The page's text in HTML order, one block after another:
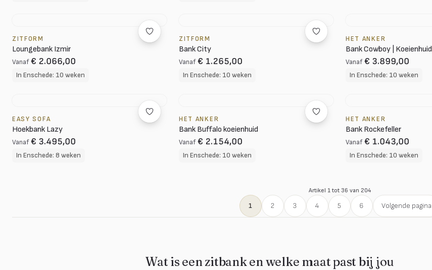
ZITFORM
Loungebank Izmir
Vanaf € 2.066,00
In Enschede: 10 weken
ZITFORM
Bank City
Vanaf € 1.265,00
In Enschede: 10 weken
HET ANKER
Bank Cowboy | Koeienhuid
Vanaf € 3.899,00
In Enschede: 10 weken
EASY SOFA
Hoekbank Lazy
Vanaf € 3.495,00
In Enschede: 8 weken
HET ANKER
Bank Buffalo koeienhuid
Vanaf € 2.154,00
In Enschede: 10 weken
HET ANKER
Bank Rockefeller
Vanaf € 1.043,00
In Enschede: 10 weken
Artikel 1 tot 36 van 204
1 2 3 4 5 6 Volgende pagina
Wat is een zitbank en welke maat past bij jou